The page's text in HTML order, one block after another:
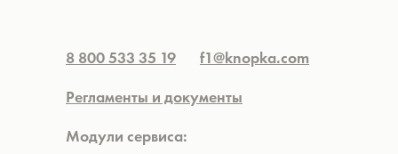
8 800 533 35 19
f1@knopka.com
Регламенты и документы
Модули сервиса: